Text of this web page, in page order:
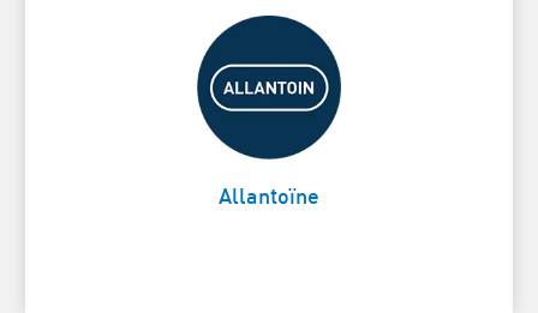
Allantoïne
Apaise et nourrit la peau